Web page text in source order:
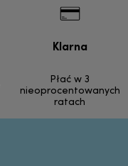
Klarna
Płać w 3
nieoprocentowanych
ratach